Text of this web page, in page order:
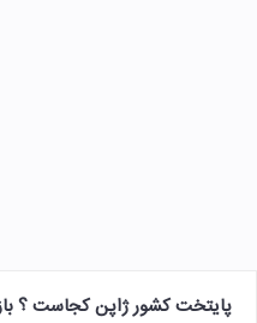
پایتخت کشور ژاپن کجاست ؟